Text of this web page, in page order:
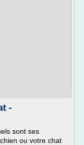
-
sont ses
ou votre chat